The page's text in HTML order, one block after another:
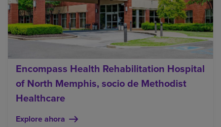
Encompass Health Rehabilitation Hospital
of North Memphis, socio de Methodist
Healthcare
Explore ahora